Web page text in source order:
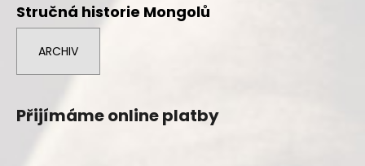
Stručná historie Mongolů
ARCHIV
Přijímáme online platby